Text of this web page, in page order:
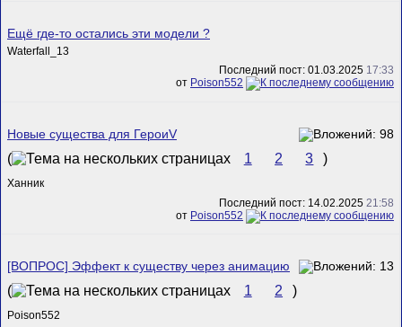
Ещё где-то остались эти модели ?
Waterfall_13
Последний пост: 01.03.2025 17:33
от Poison552
Новые существа для ГероиV
( 1 2 3 )
Ханник
Последний пост: 14.02.2025 21:58
от Poison552
[ВОПРОС] Эффект к существу через анимацию
( 1 2 )
Poison552